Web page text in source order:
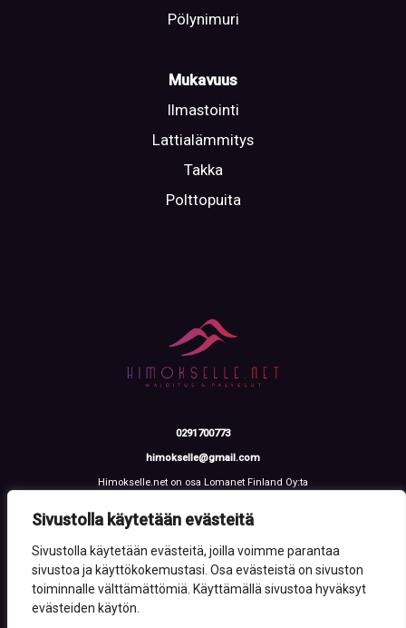
Sivustolla käytetään evästeitä
Sivustolla käytetään evästeitä, joilla voimme parantaa
sivustoa ja käyttökokemustasi. Osa evästeistä on sivuston
toiminnalle välttämättömiä. Käyttämällä sivustoa hyväksyt
evästeiden käytön.
Pölynimuri
Mukavuus
Ilmastointi
Lattialämmitys
Takka
Polttopuita
0291700773
himokselle@gmail.com
Himokselle.net on osa Lomanet Finland Oy:ta
Y-tunnus: 3612108-2